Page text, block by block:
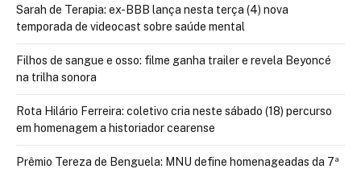
Sarah de Terapia: ex-BBB lança nesta terça (4) nova
temporada de videocast sobre saúde mental
Filhos de sangue e osso: filme ganha trailer e revela Beyoncé
na trilha sonora
Rota Hilário Ferreira: coletivo cria neste sábado (18) percurso
em homenagem a historiador cearense
Prêmio Tereza de Benguela: MNU define homenageadas da 7ª